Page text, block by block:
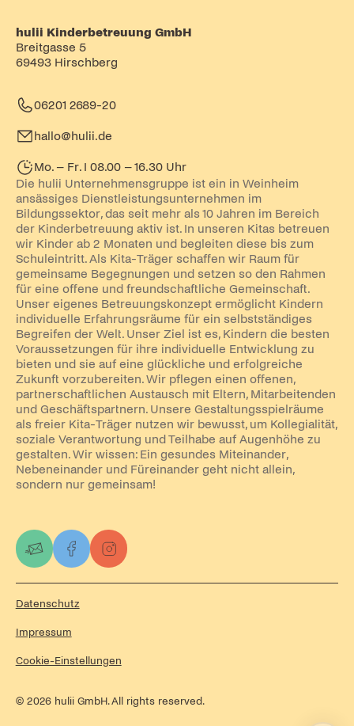
hulii Kinderbetreuung GmbH
Breitgasse 5
69493 Hirschberg
06201 2689-20
hallo@hulii.de
Mo. – Fr. I 08.00 – 16.30 Uhr
Die hulii Unternehmensgruppe ist ein in Weinheim
ansässiges Dienstleistungsunternehmen im
Bildungssektor, das seit mehr als 10 Jahren im Bereich
der Kinderbetreuung aktiv ist. In unseren Kitas betreuen
wir Kinder ab 2 Monaten und begleiten diese bis zum
Schuleintritt. Als Kita-Träger schaffen wir Raum für
gemeinsame Begegnungen und setzen so den Rahmen
für eine offene und freundschaftliche Gemeinschaft.
Unser eigenes Betreuungskonzept ermöglicht Kindern
individuelle Erfahrungsräume für ein selbstständiges
Begreifen der Welt. Unser Ziel ist es, Kindern die besten
Voraussetzungen für ihre individuelle Entwicklung zu
bieten und sie auf eine glückliche und erfolgreiche
Zukunft vorzubereiten. Wir pflegen einen offenen,
partnerschaftlichen Austausch mit Eltern, Mitarbeitenden
und Geschäftspartnern. Unsere Gestaltungsspielräume
als freier Kita-Träger nutzen wir bewusst, um Kollegialität,
soziale Verantwortung und Teilhabe auf Augenhöhe zu
gestalten. Wir wissen: Ein gesundes Miteinander,
Nebeneinander und Füreinander geht nicht allein,
sondern nur gemeinsam!
© 2026hulii GmbH. All rights reserved.
Datenschutz
Impressum
Cookie-Einstellungen